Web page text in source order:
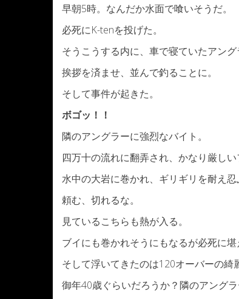
早朝5時。なんだか水面で喰いそうだ。
必死にK-tenを投げた。
そうこうする内に、車で寝ていたアング
挨拶を済ませ、並んで釣ることに。
そして事件が起きた。
ボゴッ！！
隣のアングラーに強烈なバイト。
四万十の流れに翻弄され、かなり厳しい
水中の大岩に巻かれ、ギリギリを耐え忍
頼む、切れるな。
見ているこちらも熱が入る。
ブイにも巻かれそうにもなるが必死に堪
そして浮いてきたのは120オーバーの綺
御年40歳ぐらいだろうか？隣のアングラ